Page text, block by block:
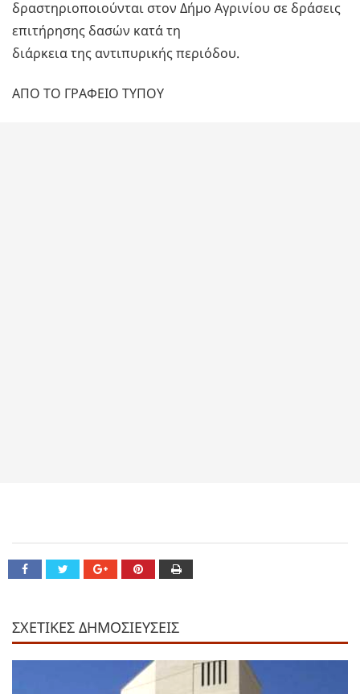
δραστηριοποιούνται στον Δήμο Αγρινίου σε δράσεις
επιτήρησης δασών κατά τη
διάρκεια της αντιπυρικής περιόδου.
ΑΠΟ ΤΟ ΓΡΑΦΕΙΟ ΤΥΠΟΥ
ΣΧΕΤΙΚΕΣ ΔΗΜΟΣΙΕΥΣΕΙΣ